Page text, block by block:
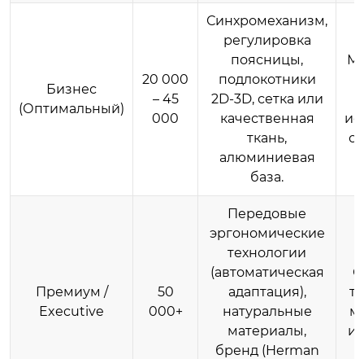
Бизнес
(Оптимальный)
20 000
– 45
000
Синхромеханизм,
регулировка
поясницы,
подлокотники
2D-3D, сетка или
качественная
ткань,
алюминиевая
база.
Премиум /
Executive
50
000+
Передовые
эргономические
технологии
(автоматическая
адаптация),
натуральные
материалы,
бренд (Herman